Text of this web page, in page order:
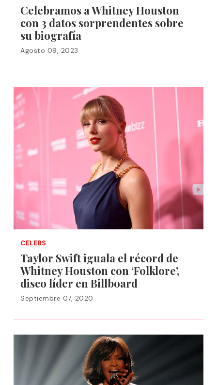
Celebramos a Whitney Houston
con 3 datos sorprendentes sobre
su biografía
Agosto 09, 2023
CELEBS
Taylor Swift iguala el récord de
Whitney Houston con ‘Folklore’,
disco líder en Billboard
Septiembre 07, 2020